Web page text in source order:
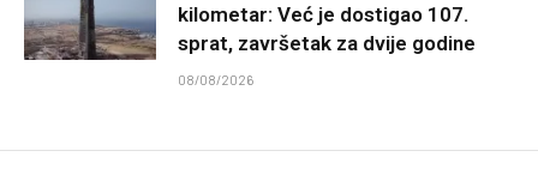
kilometar: Već je dostigao 107.
sprat, završetak za dvije godine
08/08/2026